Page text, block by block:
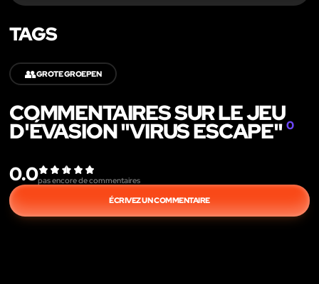
TAGS
👥GROTE GROEPEN
COMMENTAIRES SUR LE JEU
D'ÉVASION "VIRUS ESCAPE" 0
0.0pas encore de commentaires
ÉCRIVEZ UN COMMENTAIRE